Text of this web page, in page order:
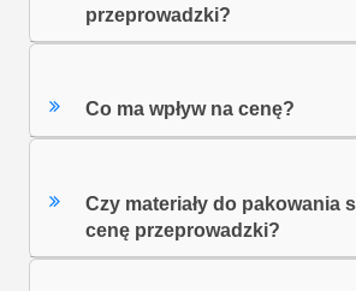
przeprowadzki?
Co ma wpływ na cenę?
Czy materiały do pakowania
cenę przeprowadzki?